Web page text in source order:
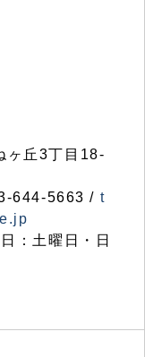
丘3丁目18-
644-5663 / t
：土曜日・日